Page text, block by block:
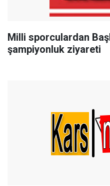
Milli sporculardan
şampiyonluk ziyareti